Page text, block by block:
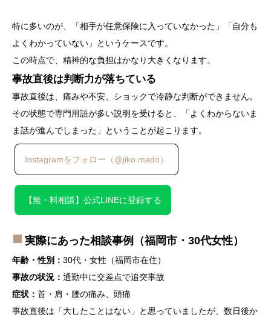
特に多いのが、「相手が任意保険に入っていなかった」「自分も
よくわかっていない」というケースです。
この時点で、精神的な負担はかなり大きくなります。
事故直後は判断力が落ちている
事故直後は、痛みや不安、ショックで冷静な判断ができません。
その状態で専門用語が多い説明を受けると、「よくわからないま
ま話が進んでしまった」ということが起こります。
Instagramをフォロー（@jiko.mado）
【無・料相談】公式LINEに登録する
実際にあった相談事例（福岡市・30代女性）
年齢・性別： 30代・女性（福岡市在住）
事故の状況： 通勤中に交差点で追突事故
症状： 首・肩・腰の痛み、頭痛
事故直後は「大したことはない」と思っていましたが、数日後か